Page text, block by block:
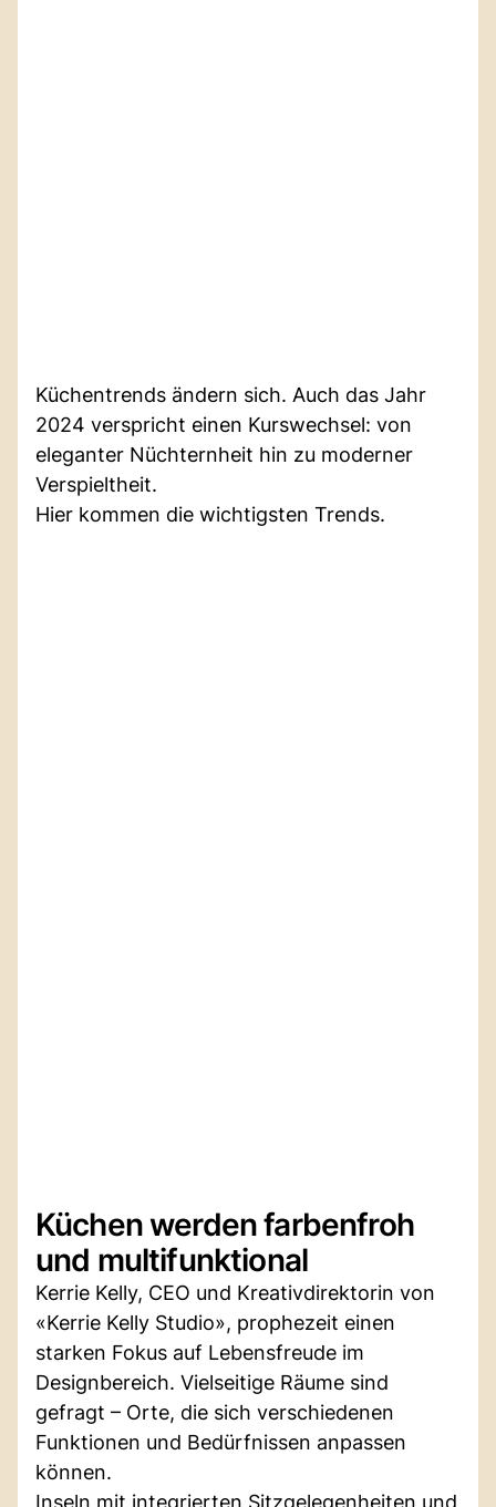
Küchentrends ändern sich. Auch das Jahr
2024 verspricht einen Kurswechsel: von
eleganter Nüchternheit hin zu moderner
Verspieltheit.
Hier kommen die wichtigsten Trends.
Küchen werden farbenfroh
und multifunktional
Kerrie Kelly, CEO und Kreativdirektorin von
«Kerrie Kelly Studio», prophezeit einen
starken Fokus auf Lebensfreude im
Designbereich. Vielseitige Räume sind
gefragt – Orte, die sich verschiedenen
Funktionen und Bedürfnissen anpassen
können.
Inseln mit integrierten Sitzgelegenheiten und